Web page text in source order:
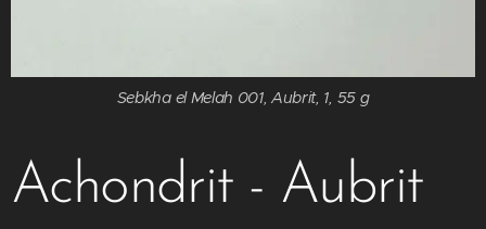
Sebkha el Melah 001, Aubrit, 1, 55 g
Achondrit - Aubrit